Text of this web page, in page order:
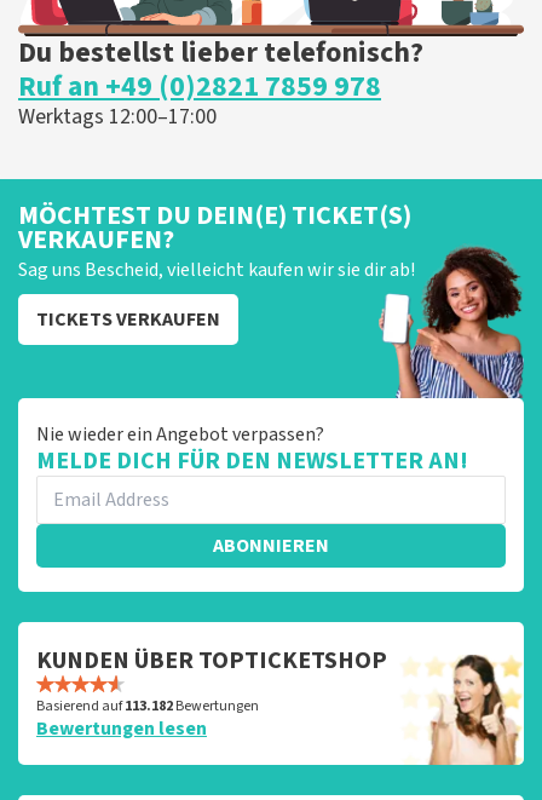
Du bestellst lieber telefonisch?
Ruf an +49 (0)2821 7859 978
Werktags 12:00–17:00
MÖCHTEST DU DEIN(E) TICKET(S)
VERKAUFEN?
Sag uns Bescheid, vielleicht kaufen wir sie dir ab!
TICKETS VERKAUFEN
Nie wieder ein Angebot verpassen?
MELDE DICH FÜR DEN NEWSLETTER AN!
ABONNIEREN
KUNDEN ÜBER TOPTICKETSHOP
Basierend auf113.182Bewertungen
Bewertungen lesen